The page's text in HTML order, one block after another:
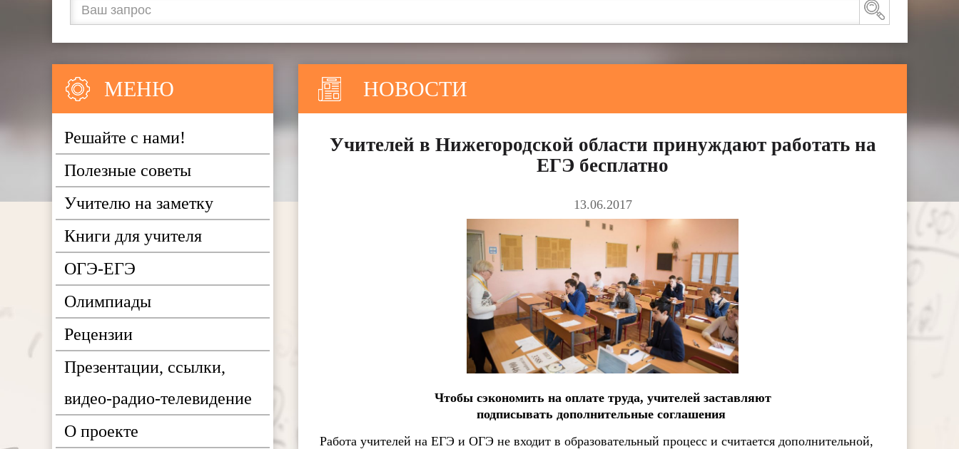
НОВОСТИ
Учителей в Нижегородской области принуждают работать на
ЕГЭ бесплатно
13.06.2017
Чтобы сэкономить на оплате труда, учителей заставляют
подписывать дополнительные соглашения
Работа учителей на ЕГЭ и ОГЭ не входит в образовательный процесс и считается дополнительной,
МЕНЮ
Решайте с нами!
Полезные советы
Учителю на заметку
Книги для учителя
ОГЭ-ЕГЭ
Олимпиады
Рецензии
Презентации, ссылки,
видео-радио-телевидение
О проекте